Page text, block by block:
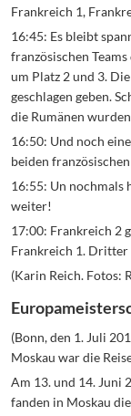
Frankreich 1,
16:45: Es bleibt
französischen
um Platz 2 und 3.
geschlagen geben.
die Rumänen
16:50: Und noch
beiden französischen
16:55: Un nochmals
weiter!
17:00: Frankreich 2
Frankreich 1.
(Karin Reich. Fotos:
(Bonn, den 1. Juli
Moskau war die
Am 13. und 14. Juni
fanden in Moskau